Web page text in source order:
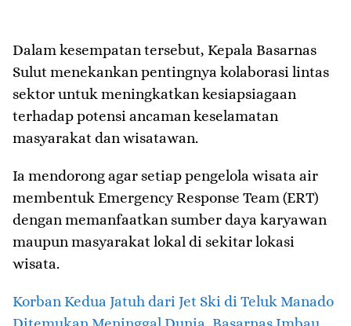
Dalam kesempatan tersebut, Kepala Basarnas
Sulut menekankan pentingnya kolaborasi lintas
sektor untuk meningkatkan kesiapsiagaan
terhadap potensi ancaman keselamatan
masyarakat dan wisatawan.
Ia mendorong agar setiap pengelola wisata air
membentuk Emergency Response Team (ERT)
dengan memanfaatkan sumber daya karyawan
maupun masyarakat lokal di sekitar lokasi
wisata.
Korban Kedua Jatuh dari Jet Ski di Teluk Manado